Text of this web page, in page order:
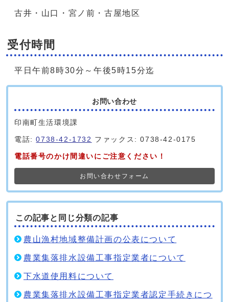
古井・山口・宮ノ前・古屋地区
受付時間
平日午前8時30分～午後5時15分迄
お問い合わせ
印南町生活環境課
電話:0738-42-1732 ファックス: 0738-42-0175
電話番号のかけ間違いにご注意ください！
お問い合わせフォーム
この記事と同じ分類の記事
農山漁村地域整備計画の公表について
農業集落排水設備工事指定業者について
下水道使用料について
農業集落排水設備工事指定業者認定手続きにつ